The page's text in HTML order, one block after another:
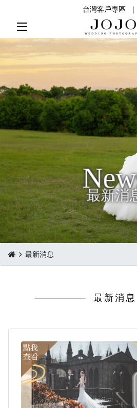
台灣客戶專區
最新消息
最新消息